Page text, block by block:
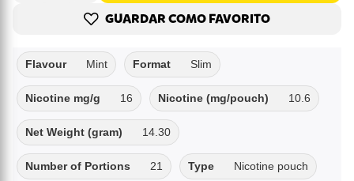
GUARDAR COMO FAVORITO
Flavour Mint Format Slim
Nicotine mg/g 16 Nicotine (mg/pouch) 10.6
Net Weight (gram) 14.30
Number of Portions 21 Type Nicotine pouch